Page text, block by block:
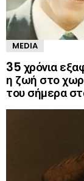
MEDIA
35 χρόνια
η ζωή στο
του σήμερα